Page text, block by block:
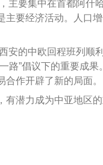
主要集中在首都阿什
要经济活动。人口
安的中欧回程班列顺
路”倡议下的重要成
作开辟了新的局面。
潜力成为中亚地区